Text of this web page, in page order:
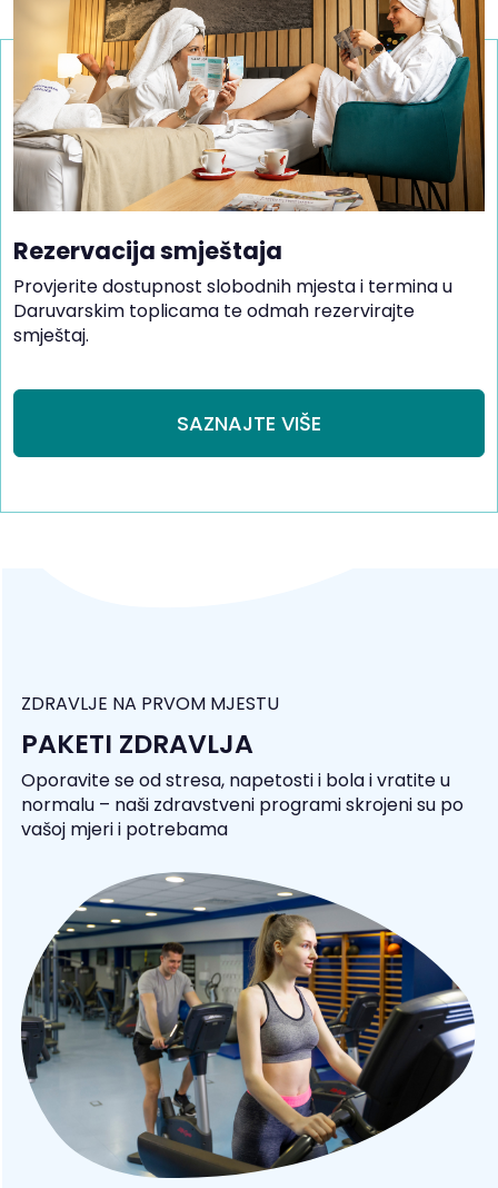
Rezervacija smještaja
Provjerite dostupnost slobodnih mjesta i termina u
Daruvarskim toplicama te odmah rezervirajte
smještaj.
SAZNAJTE VIŠE
ZDRAVLJE NA PRVOM MJESTU
PAKETI ZDRAVLJA
Oporavite se od stresa, napetosti i bola i vratite u
normalu – naši zdravstveni programi skrojeni su po
vašoj mjeri i potrebama